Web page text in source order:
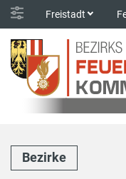
Freistadt
Bezirke